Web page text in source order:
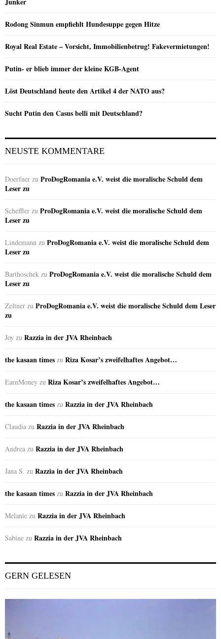
Rodong Sinmun empfiehlt Hundesuppe gegen Hitze
Royal Real Estate – Vorsicht, Immobilienbetrug! Fakevermietungen!
Putin- er blieb immer der kleine KGB-Agent
Löst Deutschland heute den Artikel 4 der NATO aus?
Sucht Putin den Casus belli mit Deutschland?
NEUSTE KOMMENTARE
Doerfner zu ProDogRomania e.V. weist die moralische Schuld dem
Leser zu
Scheffler zu ProDogRomania e.V. weist die moralische Schuld dem
Leser zu
Lindemann zu ProDogRomania e.V. weist die moralische Schuld dem
Leser zu
Barthoschek zu ProDogRomania e.V. weist die moralische Schuld dem
Leser zu
Zeltner zu ProDogRomania e.V. weist die moralische Schuld dem Leser
zu
Joy zu Razzia in der JVA Rheinbach
the kasaan times zu Riza Kosar’s zweifelhaftes Angebot…
EarnMoney zu Riza Kosar’s zweifelhaftes Angebot…
the kasaan times zu Razzia in der JVA Rheinbach
Claudia zu Razzia in der JVA Rheinbach
Andrea zu Razzia in der JVA Rheinbach
Jana S. zu Razzia in der JVA Rheinbach
the kasaan times zu Razzia in der JVA Rheinbach
Melanie zu Razzia in der JVA Rheinbach
Sabine zu Razzia in der JVA Rheinbach
GERN GELESEN